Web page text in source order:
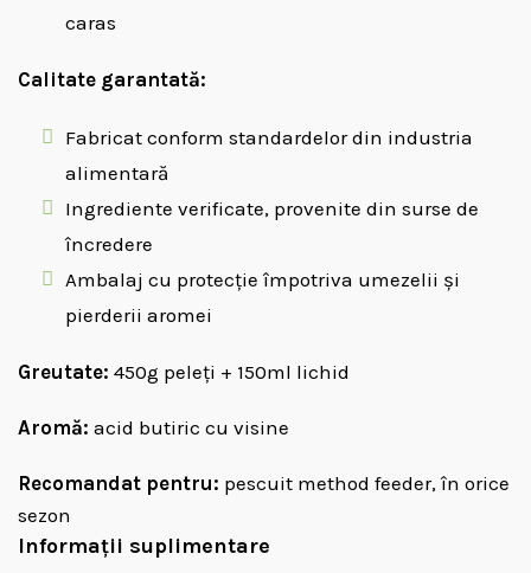
caras
Calitate garantată:
Fabricat conform standardelor din industria
alimentară
Ingrediente verificate, provenite din surse de
încredere
Ambalaj cu protecție împotriva umezelii și
pierderii aromei
Greutate: 450g peleți + 150ml lichid
Aromă: acid butiric cu visine
Recomandat pentru: pescuit method feeder, în orice
sezon
Informații suplimentare